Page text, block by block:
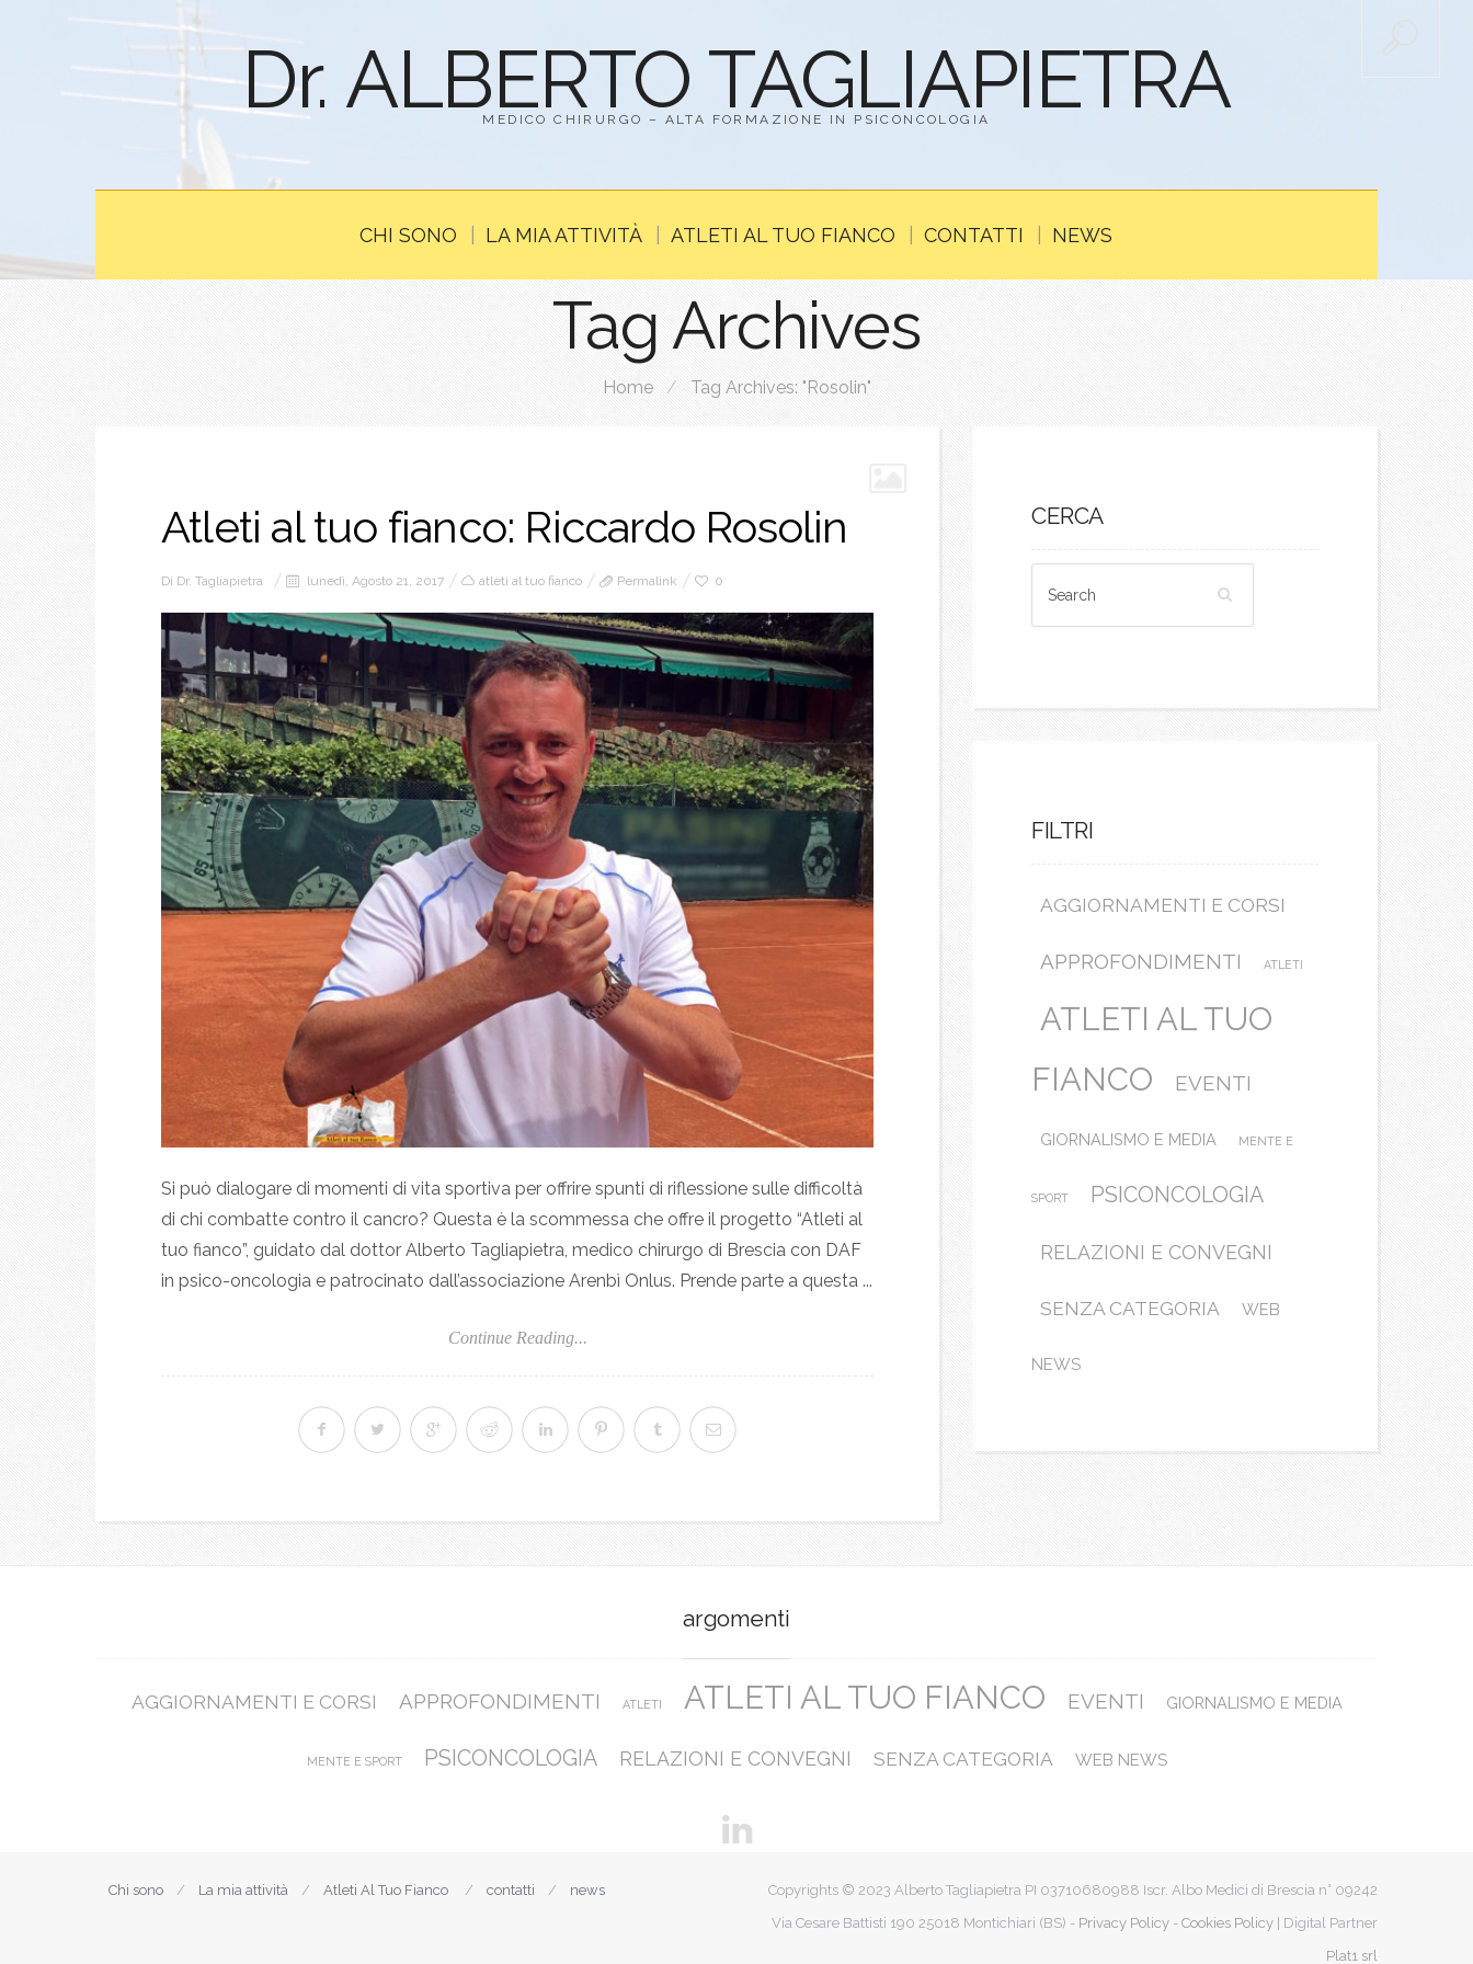
Dr. ALBERTO TAGLIAPIETRA
MEDICO CHIRURGO – ALTA FORMAZIONE IN PSICONCOLOGIA
CHI SONO LA MIA ATTIVITÀ ATLETI AL TUO FIANCO CONTATTI NEWS
Tag Archives
Home / Tag Archives: "Rosolin"
Atleti al tuo fianco: Riccardo Rosolin
Di Dr. Tagliapietra lunedì, Agosto 21, 2017 atleti al tuo fianco Permalink 0
Si può dialogare di momenti di vita sportiva per offrire spunti di riflessione sulle difficoltà
di chi combatte contro il cancro? Questa è la scommessa che offre il progetto “Atleti al
tuo fianco”, guidato dal dottor Alberto Tagliapietra, medico chirurgo di Brescia con DAF
in psico-oncologia e patrocinato dall’associazione Arenbì Onlus. Prende parte a questa ...
Continue Reading...
CERCA
FILTRI
AGGIORNAMENTI E CORSI
APPROFONDIMENTI ATLETI
ATLETI AL TUO
FIANCO
EVENTI
GIORNALISMO E MEDIA MENTE E
SPORT PSICONCOLOGIA
RELAZIONI E CONVEGNI
SENZA CATEGORIA WEB
NEWS
argomenti
AGGIORNAMENTI E CORSI APPROFONDIMENTI ATLETI ATLETI AL TUO FIANCO EVENTI GIORNALISMO E MEDIA
MENTE E SPORT PSICONCOLOGIA RELAZIONI E CONVEGNI SENZA CATEGORIA WEB NEWS
Chi sono La mia attività Atleti Al Tuo Fianco contatti news
Copyrights © 2023 Alberto Tagliapietra PI 03710680988 Iscr. Albo Medici di Brescia n° 09242
Via Cesare Battisti 190 25018 Montichiari (BS) - Privacy Policy - Cookies Policy | Digital Partner
Plat1 srl